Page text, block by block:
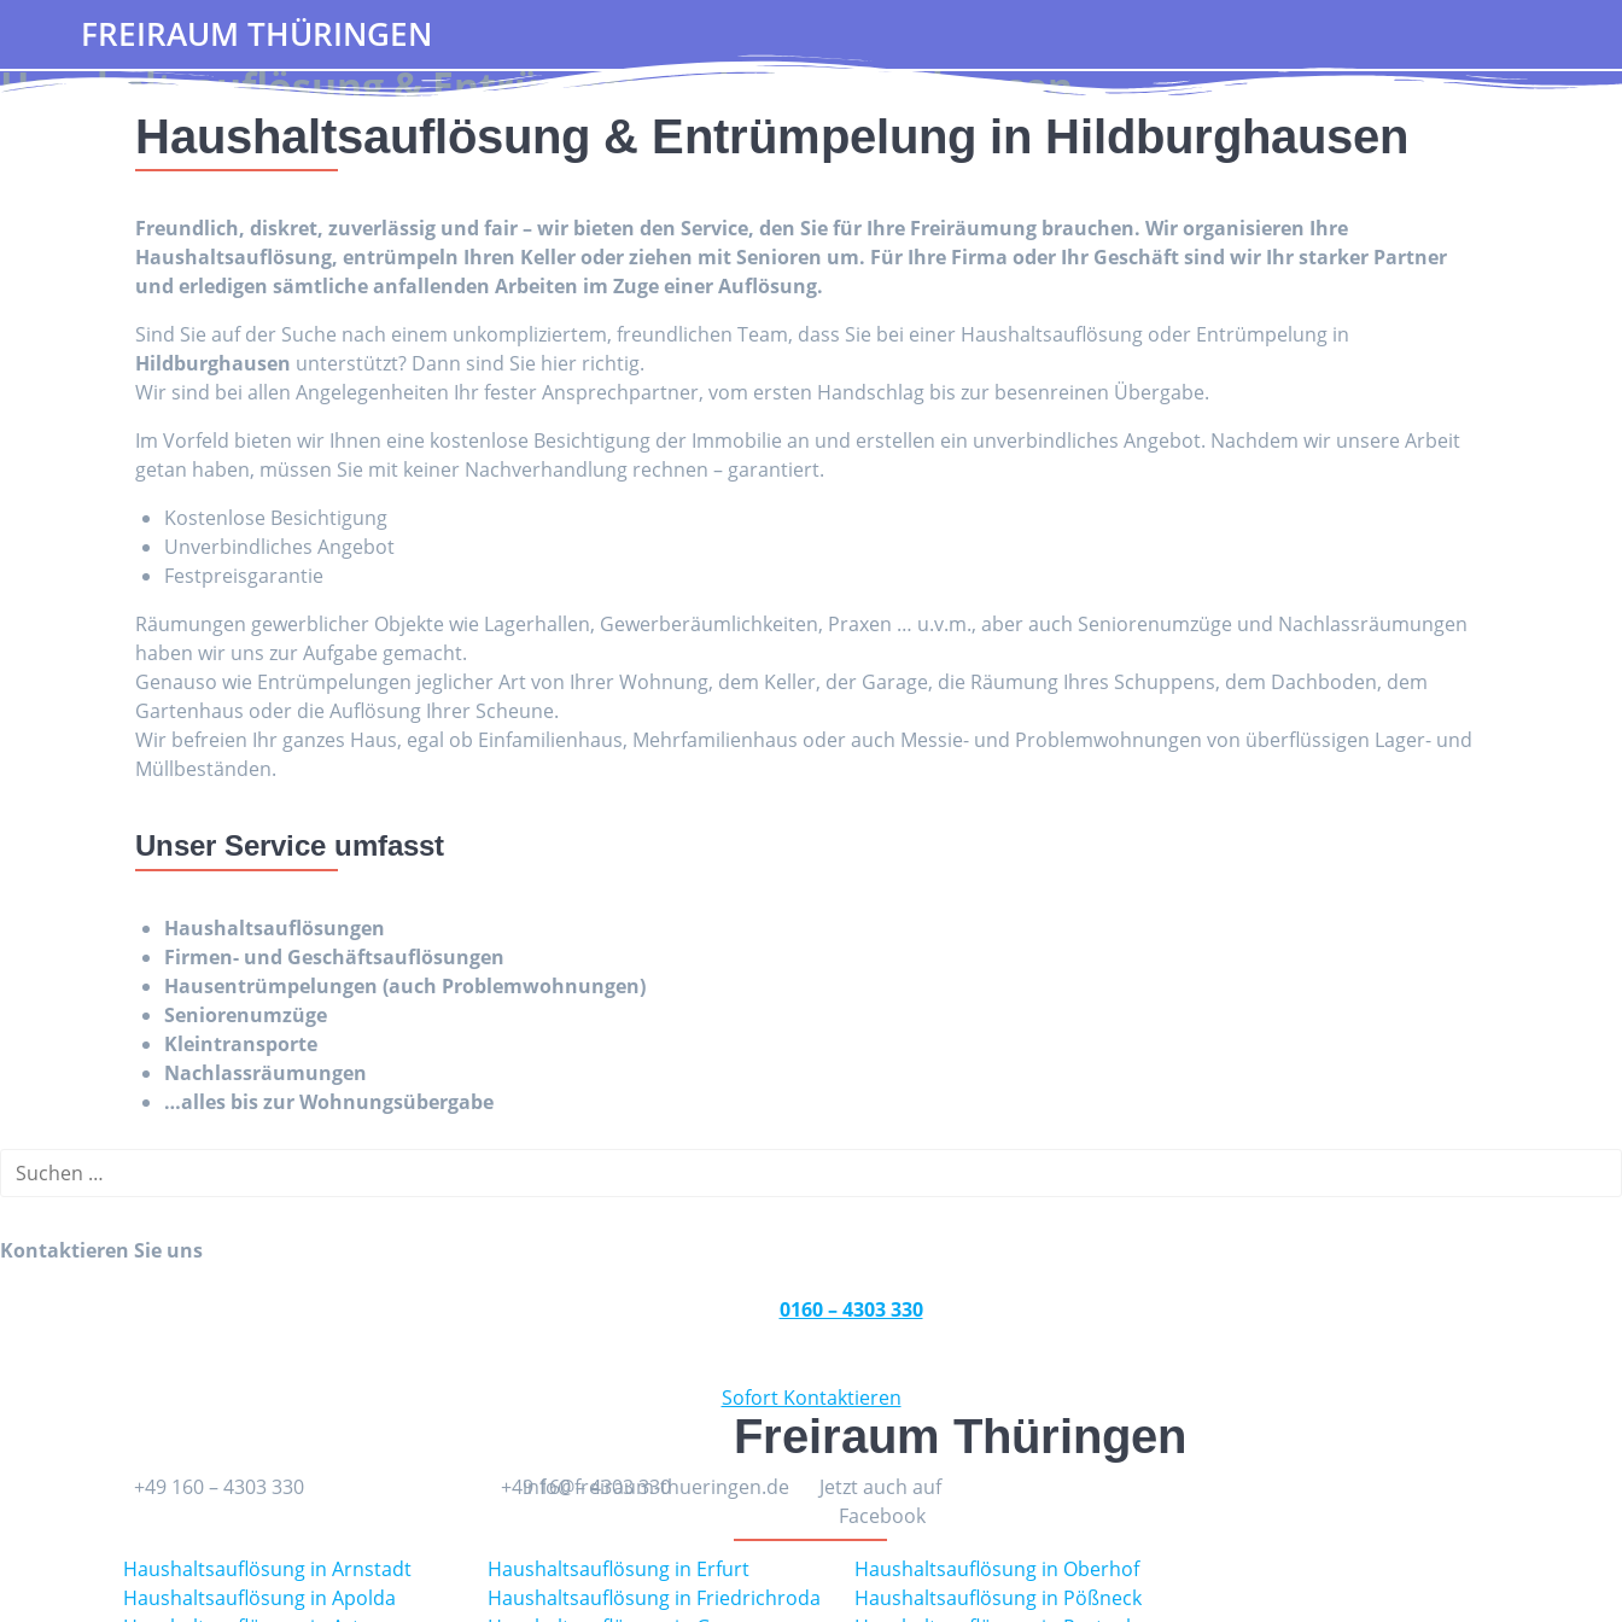
FREIRAUM THÜRINGEN
Haushaltsauflösung & Entrümpelung in Hildburghausen
Haushaltsauflösung & Entrümpelung in Hildburghausen
Freundlich, diskret, zuverlässig und fair – wir bieten den Service, den Sie für Ihre Freiräumung brauchen. Wir organisieren Ihre
Haushaltsauflösung, entrümpeln Ihren Keller oder ziehen mit Senioren um. Für Ihre Firma oder Ihr Geschäft sind wir Ihr starker Partner
und erledigen sämtliche anfallenden Arbeiten im Zuge einer Auflösung.
Sind Sie auf der Suche nach einem unkompliziertem, freundlichen Team, dass Sie bei einer Haushaltsauflösung oder Entrümpelung in
Hildburghausen unterstützt? Dann sind Sie hier richtig.
Wir sind bei allen Angelegenheiten Ihr fester Ansprechpartner, vom ersten Handschlag bis zur besenreinen Übergabe.
Im Vorfeld bieten wir Ihnen eine kostenlose Besichtigung der Immobilie an und erstellen ein unverbindliches Angebot. Nachdem wir unsere Arbeit
getan haben, müssen Sie mit keiner Nachverhandlung rechnen – garantiert.
Kostenlose Besichtigung
Unverbindliches Angebot
Festpreisgarantie
Räumungen gewerblicher Objekte wie Lagerhallen, Gewerberäumlichkeiten, Praxen … u.v.m., aber auch Seniorenumzüge und Nachlassräumungen
haben wir uns zur Aufgabe gemacht.
Genauso wie Entrümpelungen jeglicher Art von Ihrer Wohnung, dem Keller, der Garage, die Räumung Ihres Schuppens, dem Dachboden, dem
Gartenhaus oder die Auflösung Ihrer Scheune.
Wir befreien Ihr ganzes Haus, egal ob Einfamilienhaus, Mehrfamilienhaus oder auch Messie- und Problemwohnungen von überflüssigen Lager- und
Müllbeständen.
Unser Service umfasst
Haushaltsauflösungen
Firmen- und Geschäftsauflösungen
Hausentrümpelungen (auch Problemwohnungen)
Seniorenumzüge
Kleintransporte
Nachlassräumungen
…alles bis zur Wohnungsübergabe
Kontaktieren Sie uns
0160 – 4303 330
Sofort Kontaktieren
+49 160 – 4303 330 info@freiraum-thueringen.de
+49 160 – 4303 330
Jetzt auch auf
Facebook
Freiraum Thüringen
Haushaltsauflösung in Arnstadt
Haushaltsauflösung in Apolda
Haushaltsauflösung in Erfurt
Haushaltsauflösung in Friedrichroda
Haushaltsauflösung in Oberhof
Haushaltsauflösung in Pößneck